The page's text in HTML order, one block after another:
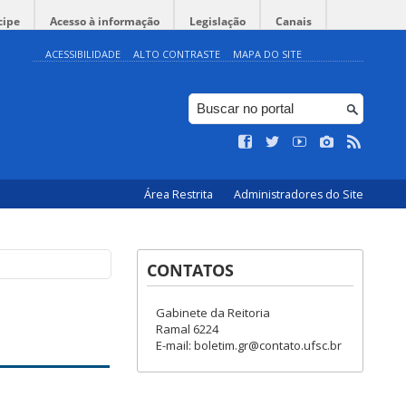
Acesso à informação Legislação Canais
ACESSIBILIDADE ALTO CONTRASTE MAPA DO SITE
Área Restrita Administradores do Site
CONTATOS
Gabinete da Reitoria
Ramal 6224
E-mail: boletim.gr@contato.ufsc.br